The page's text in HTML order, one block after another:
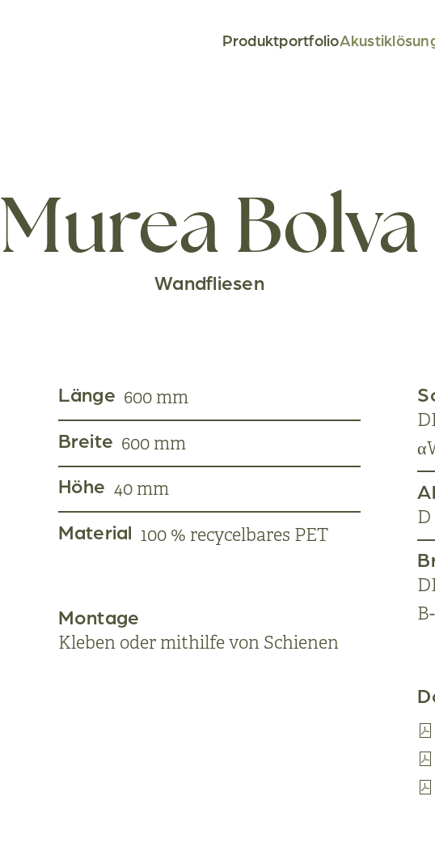
Produktportfolio
Murea Bolva
Wandfliesen
Länge 600 mm
Breite 600 mm
Höhe 40 mm
Material 100 % recycelbares PET
Montage
Kleben oder mithilfe von Schienen
D